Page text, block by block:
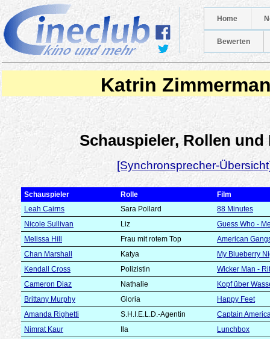
Home
Bewerten
Katrin
Schauspieler, Rollen und
[Synchronsprecher-
Schauspieler Rolle
Film
Leah Cairns
Sara Pollard
88 Minutes
Nicole Sullivan
Liz
Guess Who -
Melissa Hill
Frau mit rotem Top
American
Chan Marshall
Katya
My Blueberry
Kendall Cross
Polizistin
Wicker Man -
Cameron Diaz
Nathalie
Kopf über
Brittany Murphy
Gloria
Happy Feet
Amanda Righetti
S.H.I.E.L.D.-Agentin
Captain
Nimrat Kaur
Ila
Lunchbox